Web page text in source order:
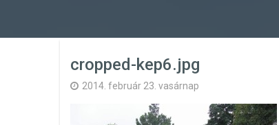
cropped-kep6.jpg
2014. február 23. vasárnap